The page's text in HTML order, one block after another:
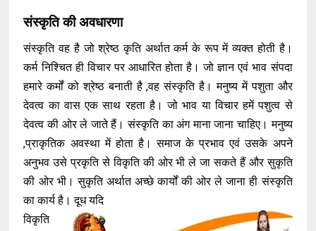
संस्कृति की अवधारणा
संस्कृति वह है जो श्रेष्ठ कृति अर्थात कर्म के रूप में व्यक्त होती है।
कर्म निश्चित ही विचार पर आधारित होता है। जो ज्ञान एवं भाव संपदा
हमारे कर्मों को श्रेष्ठ बनाती है ,वह संस्कृति है। मनुष्य में पशुता और
देवत्व का वास एक साथ रहता है। जो भाव या विचार हमें पशुत्व से
देवत्व की ओर ले जाते हैं। संस्कृति का अंग माना जाना चाहिए। मनुष्य
,प्राकृतिक अवस्था में होता है। समाज के प्रभाव एवं उसके अपने
अनुभव उसे प्रकृति से विकृति की ओर भी ले जा सकते हैं और सुकृति
की ओर भी। सुकृति अर्थात अच्छे कार्यों की ओर ले जाना ही संस्कृति
का कार्य है। दूध यदि
विकृति